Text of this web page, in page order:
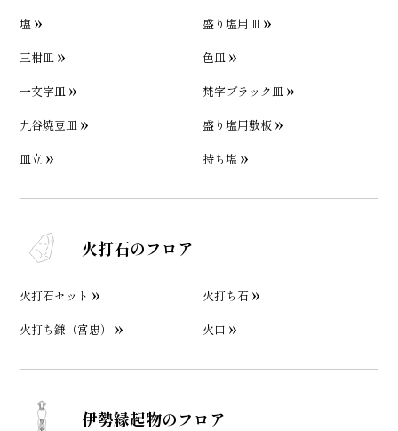
塩
盛り塩用皿
三柑皿
色皿
一文字皿
梵字ブラック皿
九谷焼豆皿
盛り塩用敷板
皿立
持ち塩
火打石のフロア
火打石セット
火打ち石
火打ち鎌（宮忠）
火口
伊勢縁起物のフロア